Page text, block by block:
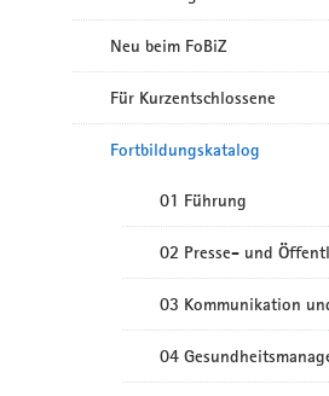
Neu beim FoBiZ
Für Kurzentschlossene
Fortbildungskatalog
01 Führung
02 Presse- und
03 Kommunikation
04